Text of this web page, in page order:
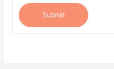
Submit